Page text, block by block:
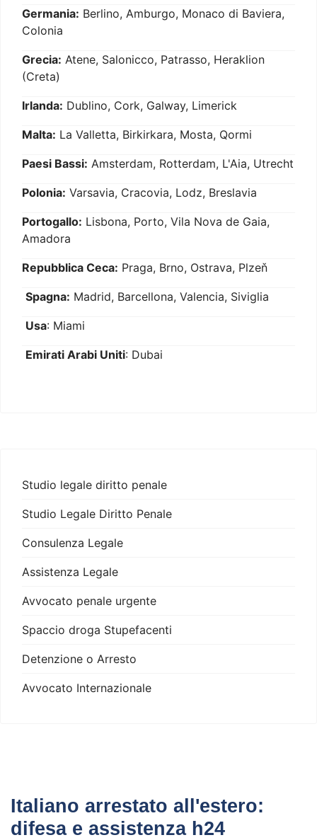
Germania: Berlino, Amburgo, Monaco di Baviera,
Colonia
Grecia: Atene, Salonicco, Patrasso, Heraklion
(Creta)
Irlanda: Dublino, Cork, Galway, Limerick
Malta: La Valletta, Birkirkara, Mosta, Qormi
Paesi Bassi: Amsterdam, Rotterdam, L'Aia, Utrecht
Polonia: Varsavia, Cracovia, Lodz, Breslavia
Portogallo: Lisbona, Porto, Vila Nova de Gaia,
Amadora
Repubblica Ceca: Praga, Brno, Ostrava, Plzeň
Spagna: Madrid, Barcellona, Valencia, Siviglia
Usa: Miami
Emirati Arabi Uniti: Dubai
Studio legale diritto penale
Studio Legale Diritto Penale
Consulenza Legale
Assistenza Legale
Avvocato penale urgente
Spaccio droga Stupefacenti
Detenzione o Arresto
Avvocato Internazionale
Italiano arrestato all'estero:
difesa e assistenza h24